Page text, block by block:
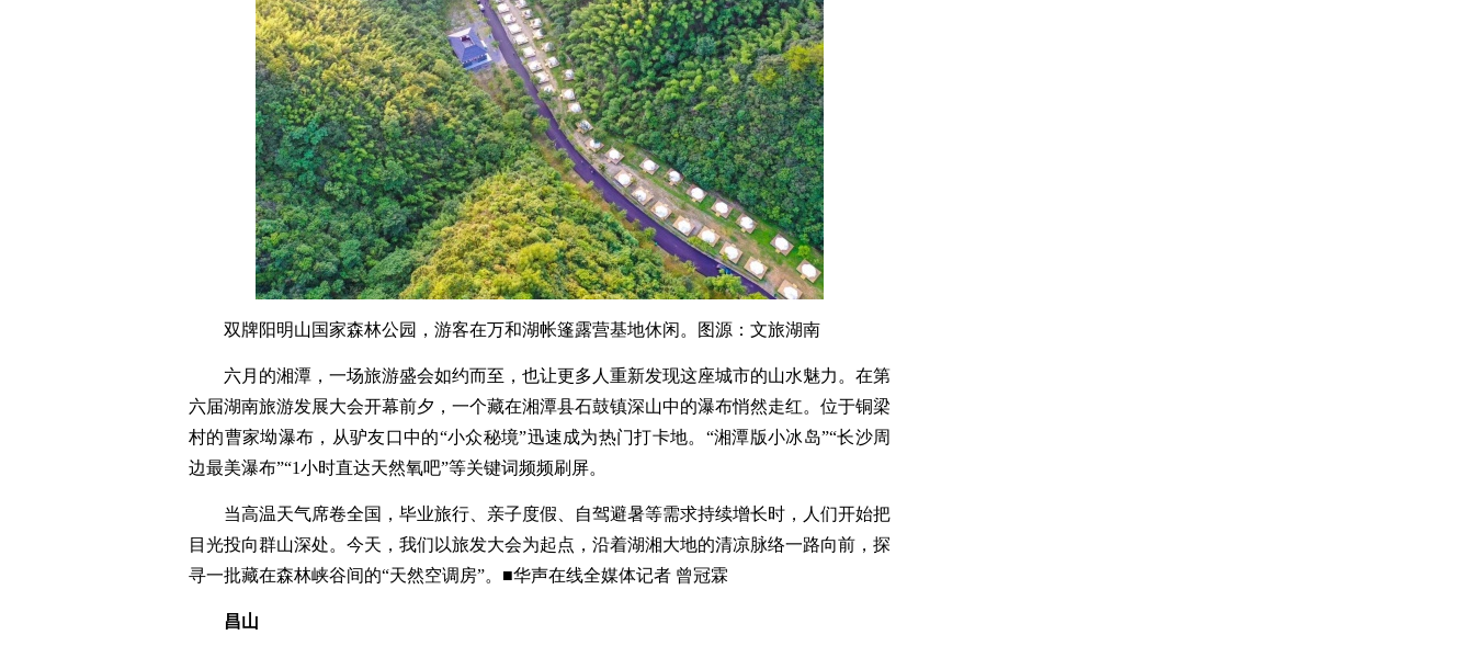
双牌阳明山国家森林公园，游客在万和湖帐篷露营基地休闲。图源：文旅湖南
六月的湘潭，一场旅游盛会如约而至，也让更多人重新发现这座城市的山水魅力。在第
六届湖南旅游发展大会开幕前夕，一个藏在湘潭县石鼓镇深山中的瀑布悄然走红。位于铜梁
村的曹家坳瀑布，从驴友口中的“小众秘境”迅速成为热门打卡地。“湘潭版小冰岛”“长沙周
边最美瀑布”“1小时直达天然氧吧”等关键词频频刷屏。
当高温天气席卷全国，毕业旅行、亲子度假、自驾避暑等需求持续增长时，人们开始把
目光投向群山深处。今天，我们以旅发大会为起点，沿着湖湘大地的清凉脉络一路向前，探
寻一批藏在森林峡谷间的“天然空调房”。■华声在线全媒体记者 曾冠霖
昌山